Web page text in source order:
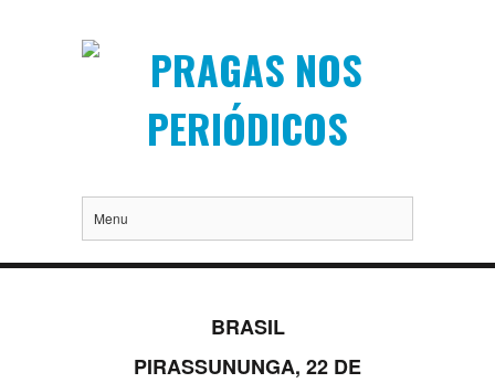
Menu
BRASIL
PIRASSUNUNGA, 22 DE